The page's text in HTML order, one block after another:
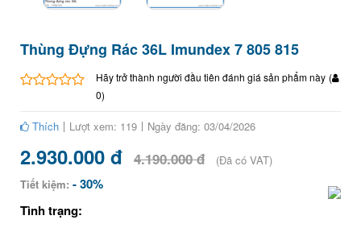
Thùng Đựng Rác 36L Imundex 7 805 815
Hãy trở thành người đầu tiên đánh giá sản phẩm này (
0)
Thích Lượt xem: 119 Ngày đăng: 03/04/2026
2.930.000 đ 4.190.000 đ
(Đã có VAT)
Tiết kiệm: - 30%
Tình trạng: